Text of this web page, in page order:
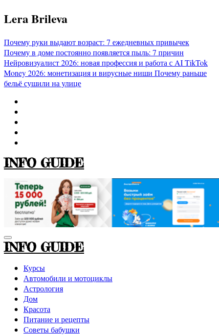
Перейти
к
Lera Brileva
Почему руки выдают возраст: 7 ежедневных привычек
Почему в доме постоянно появляется пыль: 7 причин
Нейровизуалист 2026: новая профессия и работа с AITikTok
Money 2026: монетизация и вирусные ниши Почему раньше
бельё сушили на улице
INFO GUIDE
INFO GUIDE
Курсы
Автомобили и мотоциклы
Астрология
Дом
Красота
Питание и рецепты
Советы бабушки